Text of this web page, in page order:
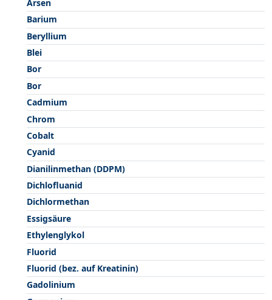
Arsen
Barium
Beryllium
Blei
Bor
Bor
Cadmium
Chrom
Cobalt
Cyanid
Dianilinmethan (DDPM)
Dichlofluanid
Dichlormethan
Essigsäure
Ethylenglykol
Fluorid
Fluorid (bez. auf Kreatinin)
Gadolinium